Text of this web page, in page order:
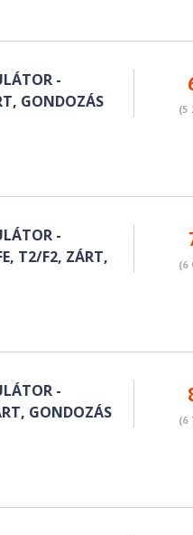
-
GONDOZÁS
(5
-
T2/F2, ZÁRT,
(6
-
GONDOZÁS
(6